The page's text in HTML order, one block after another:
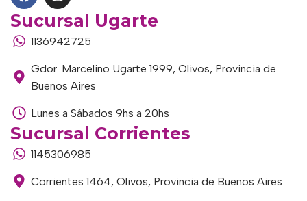
Sucursal Ugarte
1136942725
Gdor. Marcelino Ugarte 1999, Olivos, Provincia de
Buenos Aires
Lunes a Sábados 9hs a 20hs
Sucursal Corrientes
1145306985
Corrientes 1464, Olivos, Provincia de Buenos Aires